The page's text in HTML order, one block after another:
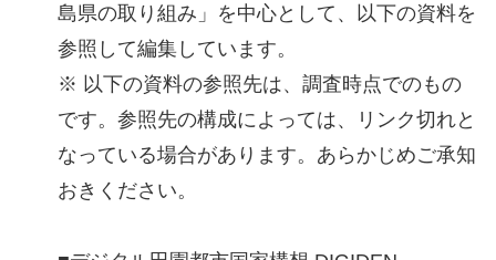
島県の取り組み」を中心として、以下の資料を
参照して編集しています。
※ 以下の資料の参照先は、調査時点でのもの
です。参照先の構成によっては、リンク切れと
なっている場合があります。あらかじめご承知
おきください。